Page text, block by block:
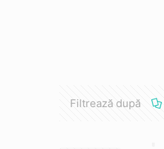
Filtrează după